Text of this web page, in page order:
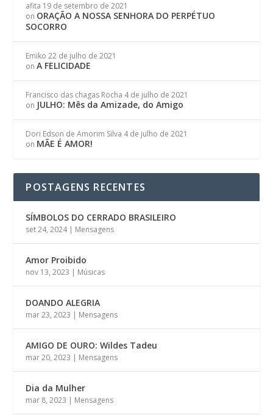
afita 19 de setembro de 2021
on ORAÇÃO A NOSSA SENHORA DO PERPÉTUO
SOCORRO
Emiko 22 de julho de 2021
onA FELICIDADE
Francisco das chagas Rocha 4 de julho de 2021
on JULHO: Mês da Amizade, do Amigo
Dori Edson de Amorim Silva 4 de julho de 2021
on MÃE É AMOR!
POSTAGENS RECENTES
SÍMBOLOS DO CERRADO BRASILEIRO
set 24, 2024| Mensagens
Amor Proibido
nov 13, 2023 | Músicas
DOANDO ALEGRIA
mar 23, 2023 | Mensagens
AMIGO DE OURO: Wildes Tadeu
mar 20, 2023 | Mensagens
Dia da Mulher
mar 8, 2023 | Mensagens